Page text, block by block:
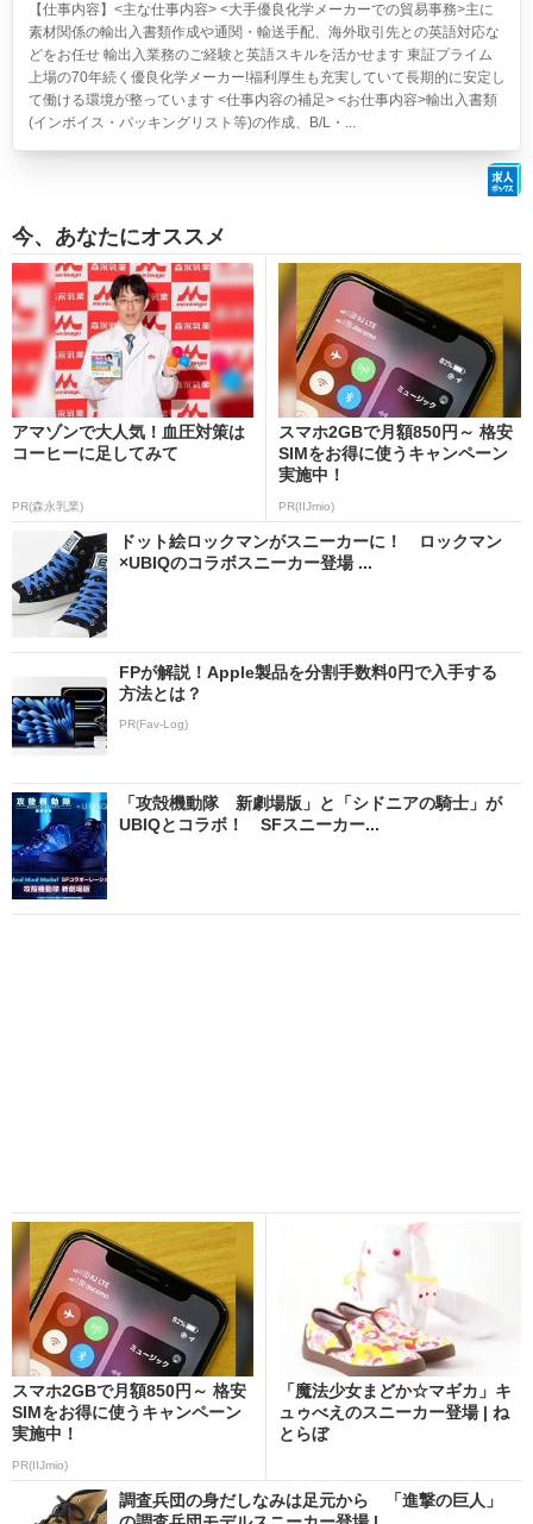
【仕事内容】<主な仕事内容> <大手優良化学メーカーでの貿易事務>主に
素材関係の輸出入書類作成や通関・輸送手配、海外取引先との英語対応な
どをお任せ 輸出入業務のご経験と英語スキルを活かせます 東証プライム
上場の70年続く優良化学メーカー!福利厚生も充実していて長期的に安定し
て働ける環境が整っています <仕事内容の補足> <お仕事内容>輸出入書類
(インボイス・パッキングリスト等)の作成、B/L・...
今、あなたにオススメ
アマゾンで大人気！血圧対策は
コーヒーに足してみて
PR(森永乳業)
スマホ2GBで月額850円～ 格安
SIMをお得に使うキャンペーン
実施中！
PR(IIJmio)
ドット絵ロックマンがスニーカーに！ ロックマン
×UBIQのコラボスニーカー登場 ...
FPが解説！Apple製品を分割手数料0円で入手する
方法とは？
PR(Fav-Log)
「攻殻機動隊 新劇場版」と「シドニアの騎士」が
UBIQとコラボ！ SFスニーカー...
スマホ2GBで月額850円～ 格安
SIMをお得に使うキャンペーン
実施中！
PR(IIJmio)
「魔法少女まどか☆マギカ」キ
ュゥべえのスニーカー登場 | ね
とらぼ
調査兵団の身だしなみは足元から 「進撃の巨人」